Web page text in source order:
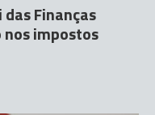
Finanças
impostos